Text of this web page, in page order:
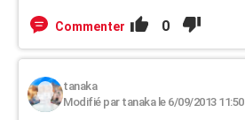
Commenter 0
tanaka
Modifié par tanaka le 6/09/2013 11:50